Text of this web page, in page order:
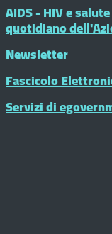
AIDS - HIV e
quotidiano
Newsletter
Fascicolo
Servizi di